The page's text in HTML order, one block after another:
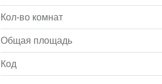
Кол-во комнат
Общая площадь
Код